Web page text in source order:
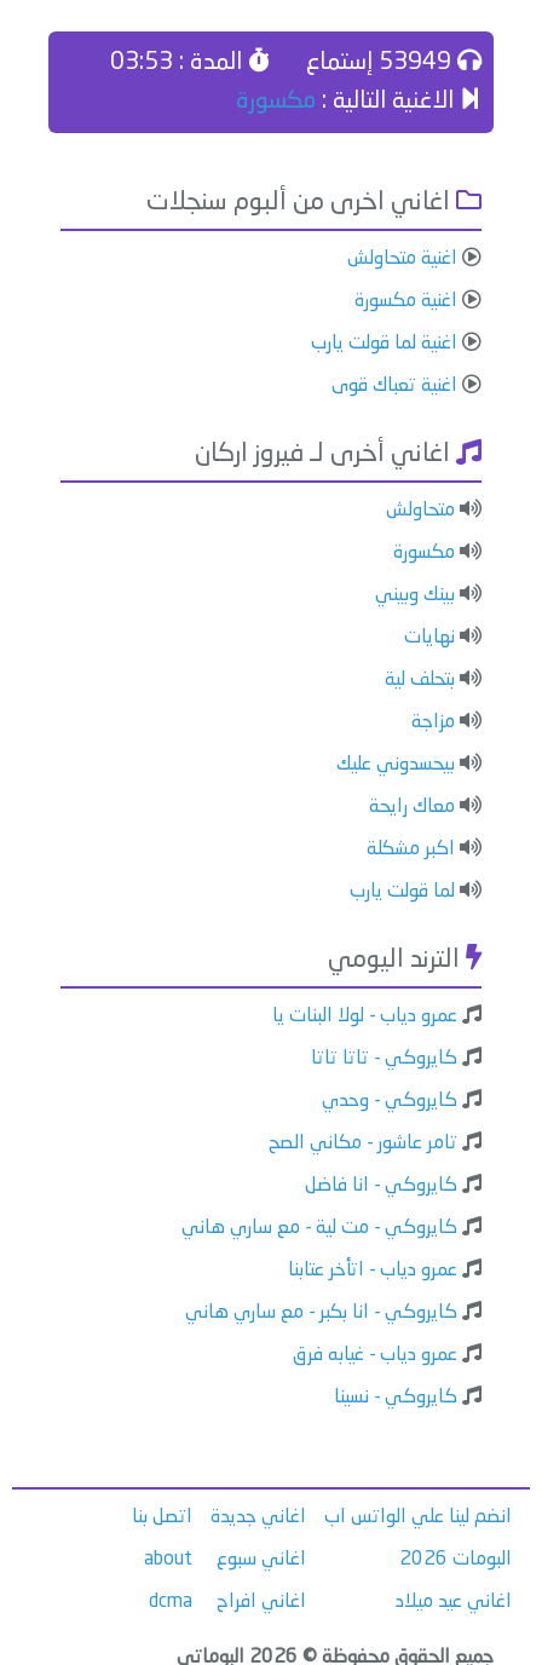
المدة : 03:53
الاغنية التالية : مكسورة
اغاني اخرى من ألبوم سنجلات
اغنية متحاولش
اغنية مكسورة
اغنية لما قولت يارب
اغنية تعباك قوى
اغاني أخرى لـ فيروز اركان
متحاولش
مكسورة
بينك وبيني
نهايات
بتحلف لية
مزاجة
بيحسدوني عليك
معاك رايحة
اكبر مشكلة
لما قولت يارب
الترند اليومي
عمرو دياب - لولا البنات يا
كايروكي - تاتا تاتا
كايروكي - وحدي
تامر عاشور - مكاني الصح
كايروكي - انا فاضل
كايروكي - مت لية - مع ساري هاني
عمرو دياب - اتأخر عتابنا
كايروكي - انا بكبر - مع ساري هاني
عمرو دياب - غيابه فرق
كايروكي - نسينا
انضم لينا علي الواتس اب
البومات 2026
اغاني عيد ميلاد
اغاني جديدة
اغاني سبوع
اغاني افراح
اتصل بنا
about
dcma
جميع الحقوق محفوظة © 2026 البوماتي